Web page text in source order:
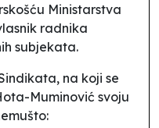
Ministarstva
radnika
subjekata.
na koji se
Muminović svoju